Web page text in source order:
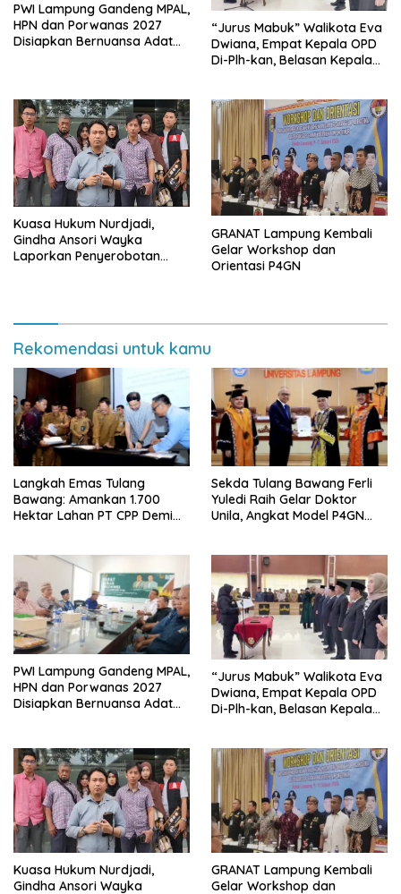
PWI Lampung Gandeng MPAL,
HPN dan Porwanas 2027
Disiapkan Bernuansa Adat
“Jurus Mabuk” Walikota Eva
Dwiana, Empat Kepala OPD
Di-Plh-kan, Belasan Kepala
Kuasa Hukum Nurdjadi,
Gindha Ansori Wayka
Laporkan Penyerobotan
GRANAT Lampung Kembali
Gelar Workshop dan
Orientasi P4GN
Rekomendasi untuk kamu
Langkah Emas Tulang
Bawang: Amankan 1.700
Hektar Lahan PT CPP Demi
Sekda Tulang Bawang Ferli
Yuledi Raih Gelar Doktor
Unila, Angkat Model P4GN
PWI Lampung Gandeng MPAL,
HPN dan Porwanas 2027
Disiapkan Bernuansa Adat
“Jurus Mabuk” Walikota Eva
Dwiana, Empat Kepala OPD
Di-Plh-kan, Belasan Kepala
Kuasa Hukum Nurdjadi,
Gindha Ansori Wayka
GRANAT Lampung Kembali
Gelar Workshop dan